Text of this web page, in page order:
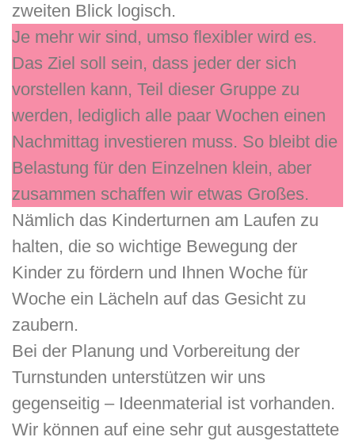
zweiten Blick logisch.
Je mehr wir sind, umso flexibler wird es.
Das Ziel soll sein, dass jeder der sich
vorstellen kann, Teil dieser Gruppe​ zu
werden, lediglich alle paar Wochen einen
Nachmittag investieren muss. So bleibt die
Belastung für den Einzelnen klein, aber
zusammen schaffen wir etwas Großes.
Nämlich das Kinderturnen am Laufen zu
halten, die so wichtige Bewegung der
Kinder zu fördern und Ihnen Woche für
Woche ein Lächeln auf das Gesicht zu
zaubern.
Bei der Planung und Vorbereitung der
Turnstunden unterstützen wir uns
gegenseitig – Ideenmaterial ist vorhanden.
Wir können auf eine sehr gut ausgestattete